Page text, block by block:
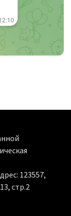
123557,
стр.2